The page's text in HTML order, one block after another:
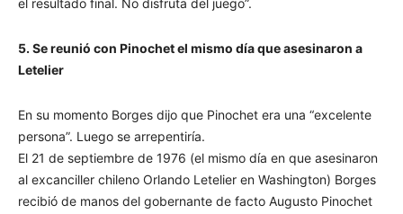
el resultado final. No disfruta del juego”.
5. Se reunió con Pinochet el mismo día que asesinaron a
Letelier
En su momento Borges dijo que Pinochet era una “excelente
persona”. Luego se arrepentiría.
El 21 de septiembre de 1976 (el mismo día en que asesinaron
al excanciller chileno Orlando Letelier en Washington) Borges
recibió de manos del gobernante de facto Augusto Pinochet